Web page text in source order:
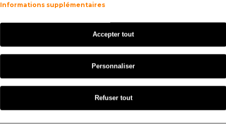
Informations supplémentaires
Accepter tout
Personnaliser
Refuser tout